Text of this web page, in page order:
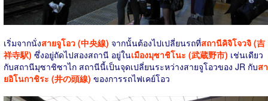
เริ่มจากนั่งสายจูโอว (中央線) จากนั้นต้องไปเปลี่ยนรถที่สถานีคิจิโจวจิ (吉
祥寺駅) ซึ่งอยู่ถัดไปสองสถานี อยู่ในเมืองมุซาชิโนะ (武蔵野市) เช่นเดียว
กับสถานีมุซาชิซาไก สถานีนี้เป็นจุดเปลี่ยนระหว่างสายจูโอวของ JR กับสา
ยอิโนกาชิระ (井の頭線) ของการรถไฟเคย์โอว